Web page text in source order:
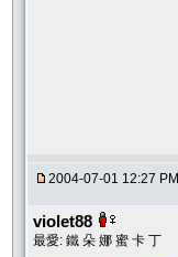
2004-07-01 12:27 PM
violet88
最愛: 鐵 朵 娜 蜜 卡 丁